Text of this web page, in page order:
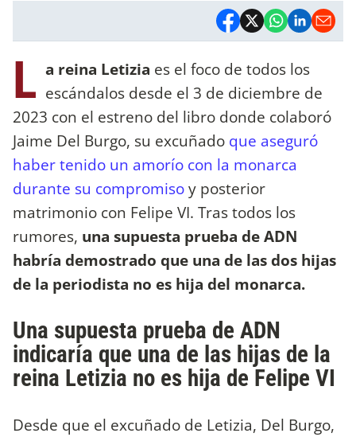
L a reina Letizia es el foco de todos los
escándalos desde el 3 de diciembre de
2023 con el estreno del libro donde colaboró
Jaime Del Burgo, su excuñado que aseguró
haber tenido un amorío con la monarca
durante su compromisoy posterior
matrimonio con Felipe VI. Tras todos los
rumores, una supuesta prueba de ADN
habría demostrado que una de las dos hijas
de la periodista no es hija del monarca.
Una supuesta prueba de ADN
indicaría que una de las hijas de la
reina Letizia no es hija de Felipe VI
Desde que el excuñado de Letizia, Del Burgo,